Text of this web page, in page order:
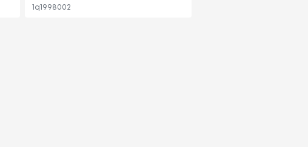
1q1998002